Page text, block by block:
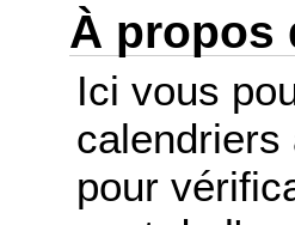
À propos
Ici vous
calendriers
pour